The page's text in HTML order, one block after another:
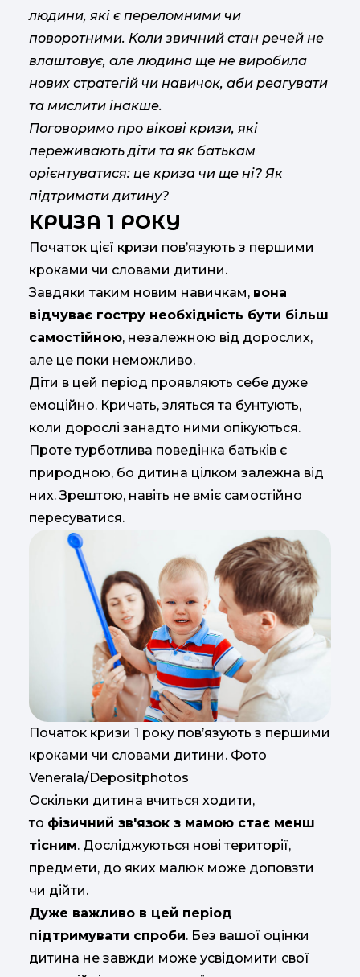
людини, які є переломними чи
поворотними. Коли звичний стан речей не
влаштовує, але людина ще не виробила
нових стратегій чи навичок, аби реагувати
та мислити інакше.
Поговоримо про вікові кризи, які
переживають діти та як батькам
орієнтуватися: це криза чи ще ні? Як
підтримати дитину?
КРИЗА 1 РОКУ
Початок цієї кризи пов’язують з першими
кроками чи словами дитини.
Завдяки таким новим навичкам, вона
відчуває гостру необхідність бути більш
самостійною, незалежною від дорослих,
але це поки неможливо.
Діти в цей період проявляють себе дуже
емоційно. Кричать, зляться та бунтують,
коли дорослі занадто ними опікуються.
Проте турботлива поведінка батьків є
природною, бо дитина цілком залежна від
них. Зрештою, навіть не вміє самостійно
пересуватися.
Початок кризи 1 року пов’язують з першими
кроками чи словами дитини. Фото
Venerala/Depositphotos
Оскільки дитина вчиться ходити,
то фізичний зв'язок з мамою стає менш
тісним. Досліджуються нові території,
предмети, до яких малюк може доповзти
чи дійти.
Дуже важливо в цей період
підтримувати спроби. Без вашої оцінки
дитина не завжди може усвідомити свої